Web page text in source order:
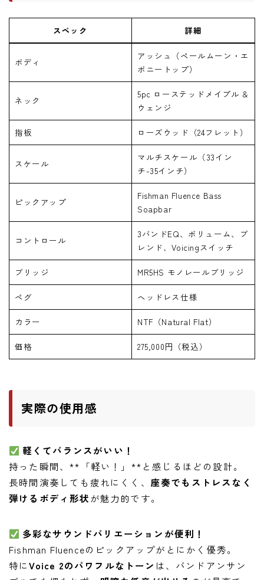
スペック 詳細
ボディ
アッシュ（ペールムーン・エ
ボニートップ）
ネック
5pc ローステッドメイプル &
ウェンジ
指板 ローズウッド（24フレット）
スケール
マルチスケール（33イン
チ-35インチ）
ピックアップ
Fishman Fluence Bass
Soapbar
コントロール
3バンドEQ、ボリューム、ブ
レンド、Voicingスイッチ
ブリッジ MR5HS モノレールブリッジ
ペグ ヘッドレス仕様
カラー NTF（Natural Flat）
価格 275,000円（税込）
実際の使用感
軽くてバランスがいい！
持った瞬間、**「軽い！」**と感じるほどの設計。
長時間演奏しても疲れにくく、 座奏でもストレスなく
弾けるボディ形状が魅力的です。
多彩なサウンドバリエーションが便利！
Fishman Fluenceのピックアップがとにかく優秀。
特にVoice 2のパワフルなトーン は、バンドアンサン